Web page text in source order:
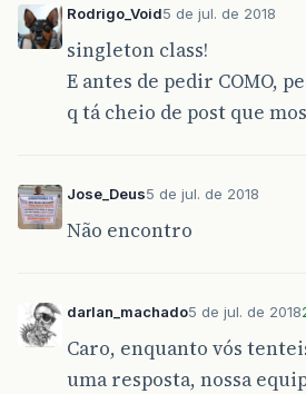
Rodrigo_Void5 de jul. de 2018
singleton class!
E antes de pedir COMO,
q tá cheio de post que
Jose_Deus5 de jul. de 2018
Não encontro
darlan_machado5 de jul. de 2018
Caro, enquanto vós
uma resposta, nossa